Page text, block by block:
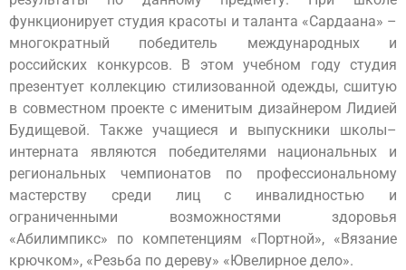
функционирует студия красоты и таланта «Сардаана» –
многократный победитель международных и
российских конкурсов. В этом учебном году студия
презентует коллекцию стилизованной одежды, сшитую
в совместном проекте с именитым дизайнером Лидией
Будищевой. Также учащиеся и выпускники школы–
интерната являются победителями национальных и
региональных чемпионатов по профессиональному
мастерству среди лиц с инвалидностью и
ограниченными возможностями здоровья
«Абилимпикс» по компетенциям «Портной», «Вязание
крючком», «Резьба по дереву» «Ювелирное дело».